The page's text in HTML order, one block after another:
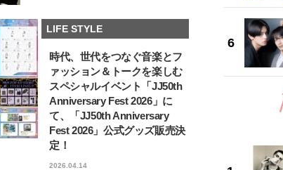
LIFE STYLE
時代、世代をつなぐ音楽とフ
ァッション＆トークを楽しむ
スペシャルイベント「JJ50th
Anniversary Fest 2026」に
て、「JJ50th Anniversary
Fest 2026」公式グッズ販売決
定！
2026.04.14
【龍宮城】「ぜひ龍宮城に沼って
ください！」JJ初登場♡
タビュー
LIFE STYLE